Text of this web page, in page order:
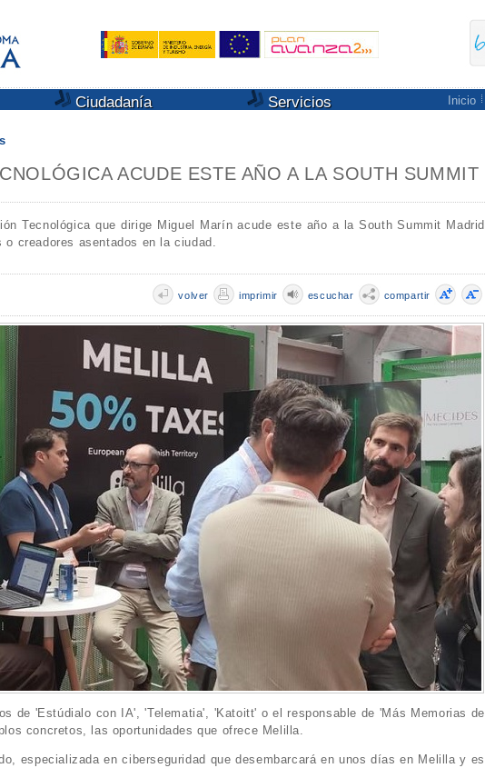
Ciudadanía Servicios Inicio
ACUDE ESTE AÑO A LA SOUTH SUMMIT
Tecnológica que dirige Miguel Marín acude este año a la South Summit Madrid
o creadores asentados en la ciudad.
compartir
escuchar
imprimir
volver
de 'Estúdialo con IA', 'Telematia', 'Katoitt' o el responsable de 'Más Memorias de
concretos, las oportunidades que ofrece Melilla.
especializada en ciberseguridad que desembarcará en unos días en Melilla y es